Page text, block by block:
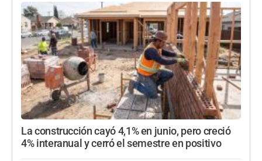
La construcción cayó 4,1% en junio, pero creció
4% interanual y cerró el semestre en positivo